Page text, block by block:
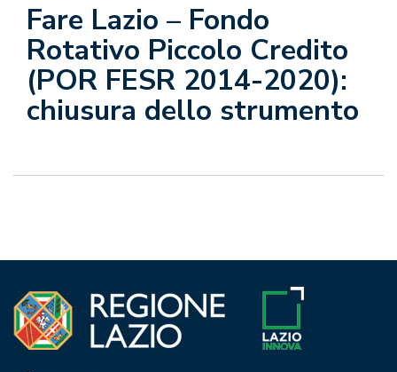
Fare Lazio – Fondo
Rotativo Piccolo Credito
(POR FESR 2014-2020):
chiusura dello strumento